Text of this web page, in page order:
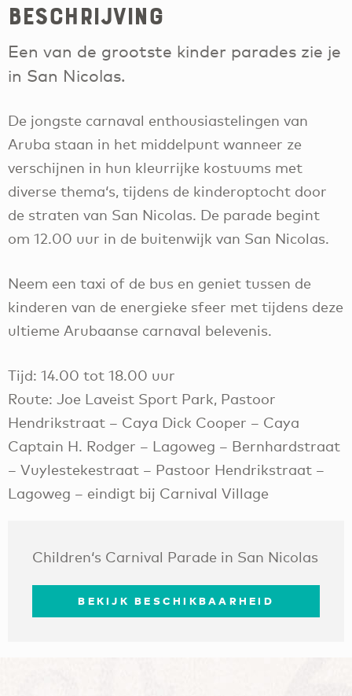
Beschrijving
Een van de grootste kinder parades zie je
in San Nicolas.
De jongste carnaval enthousiastelingen van
Aruba staan in het middelpunt wanneer ze
verschijnen in hun kleurrijke kostuums met
diverse thema‘s, tijdens de kinderoptocht door
de straten van San Nicolas. De parade begint
om 12.00 uur in de buitenwijk van San Nicolas.
Neem een taxi of de bus en geniet tussen de
kinderen van de energieke sfeer met tijdens deze
ultieme Arubaanse carnaval belevenis.
Tijd: 14.00 tot 18.00 uur
Route: Joe Laveist Sport Park, Pastoor
Hendrikstraat – Caya Dick Cooper – Caya
Captain H. Rodger – Lagoweg – Bernhardstraat
– Vuylestekestraat – Pastoor Hendrikstraat –
Lagoweg – eindigt bij Carnival Village
Children‘s Carnival Parade in San Nicolas
BEKIJK BESCHIKBAARHEID